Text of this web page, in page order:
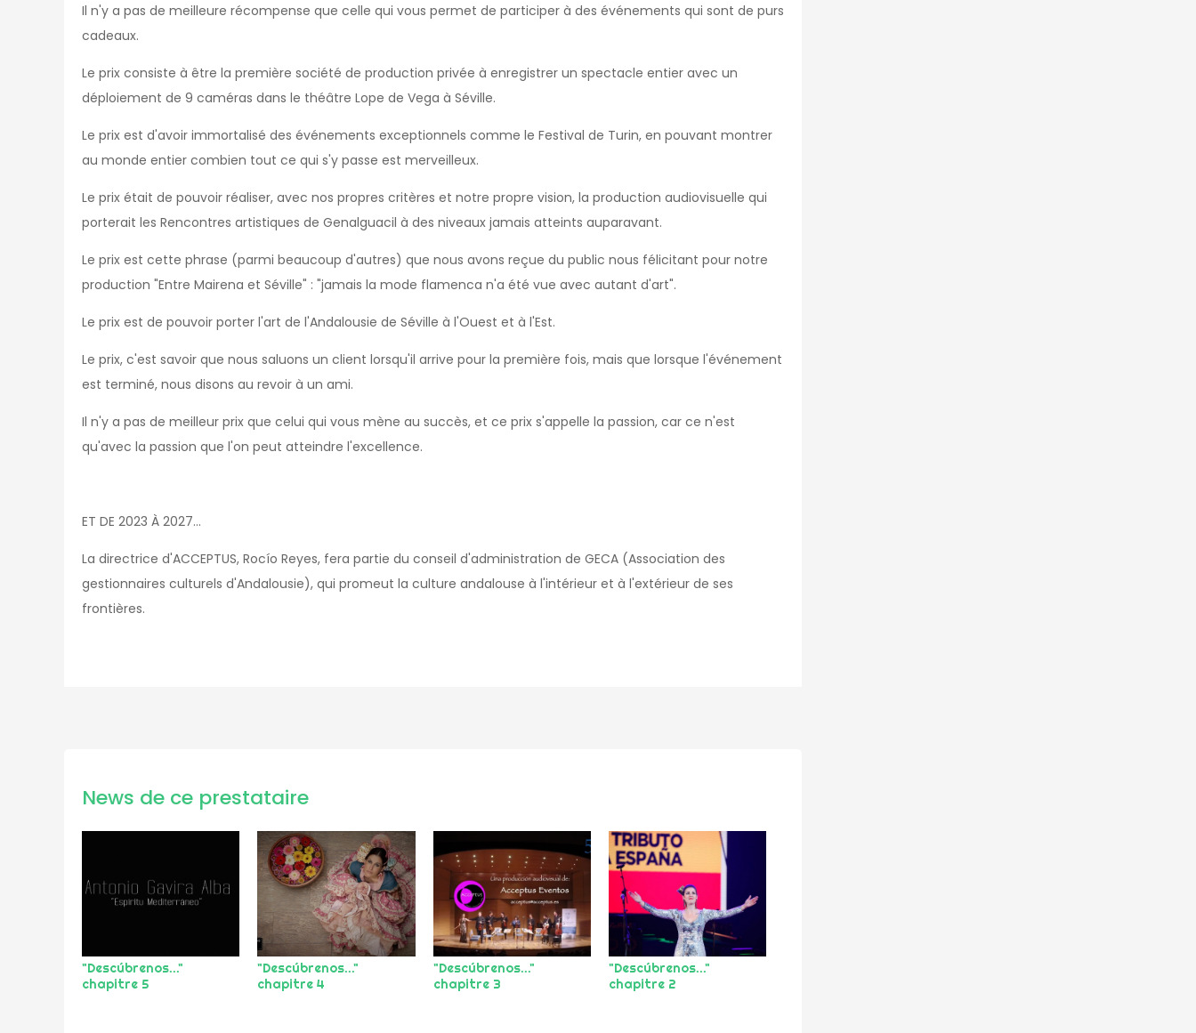
Il n'y a pas de meilleure récompense que celle qui vous permet de participer à des événements qui sont de purs
cadeaux.
Le prix consiste à être la première société de production privée à enregistrer un spectacle entier avec un
déploiement de 9 caméras dans le théâtre Lope de Vega à Séville.
Le prix est d'avoir immortalisé des événements exceptionnels comme le Festival de Turin, en pouvant montrer
au monde entier combien tout ce qui s'y passe est merveilleux.
Le prix était de pouvoir réaliser, avec nos propres critères et notre propre vision, la production audiovisuelle qui
porterait les Rencontres artistiques de Genalguacil à des niveaux jamais atteints auparavant.
Le prix est cette phrase (parmi beaucoup d'autres) que nous avons reçue du public nous félicitant pour notre
production "Entre Mairena et Séville" : "jamais la mode flamenca n'a été vue avec autant d'art".
Le prix est de pouvoir porter l'art de l'Andalousie de Séville à l'Ouest et à l'Est.
Le prix, c'est savoir que nous saluons un client lorsqu'il arrive pour la première fois, mais que lorsque l'événement
est terminé, nous disons au revoir à un ami.
Il n'y a pas de meilleur prix que celui qui vous mène au succès, et ce prix s'appelle la passion, car ce n'est
qu'avec la passion que l'on peut atteindre l'excellence.
ET DE 2023 À 2027...
La directrice d'ACCEPTUS, Rocío Reyes, fera partie du conseil d'administration de GECA (Association des
gestionnaires culturels d'Andalousie), qui promeut la culture andalouse à l'intérieur et à l'extérieur de ses
frontières.
News de ce prestataire
"Descúbrenos..."
chapitre 5
"Descúbrenos..."
chapitre 4
"Descúbrenos..."
chapitre 3
"Descúbrenos..."
chapitre 2